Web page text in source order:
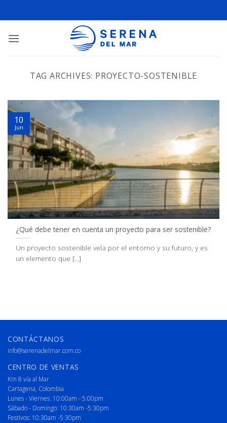
TAG ARCHIVES: PROYECTO-SOSTENIBLE
¿Qué debe tener en cuenta un proyecto para ser sostenible?
Un proyecto sostenible vela por el entorno y su futuro, y es
un elemento que [...]
10
Jun
CONTÁCTANOS
info@serenadelmar.com.co
CENTRO DE VENTAS
Km 8 vía al Mar
Cartagena, Colombia
Lunes - Viernes: 10:00am - 5:00pm
Sábado - Domingo: 10:30am -5:30pm
Festivos: 10:30am -5:30pm